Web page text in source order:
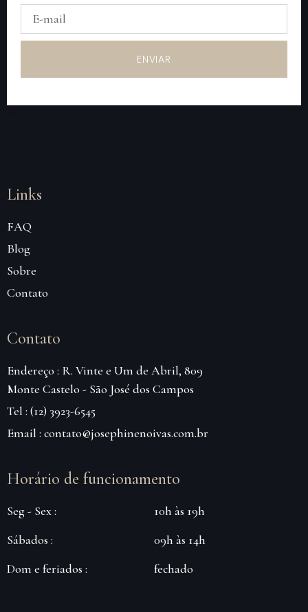
ENVIAR
Links
FAQ
Blog
Sobre
Contato
Contato
Endereço : R. Vinte e Um de Abril, 809
Monte Castelo - São José dos Campos
Tel : (12) 3923-6545
Email : contato@josephinenoivas.com.br
Horário de funcionamento
Seg - Sex :
Sábados :
Dom e feriados :
10h às 19h
09h às 14h
fechado